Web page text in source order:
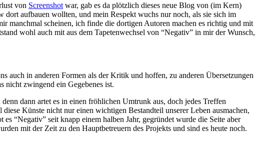
von Screenshot war, gab es da plötzlich dieses neue Blog von (im Kern)
aufbauen wollten, und mein Respekt wuchs nur noch, als sie sich im
manchmal scheinen, ich finde die dortigen Autoren machen es richtig und mit
wohl auch mit aus dem Tapetenwechsel von “Negativ” in mir der Wunsch,
auch in anderen Formen als der Kritik und hoffen, zu anderen Übersetzungen
nicht zwingend ein Gegebenes ist.
dann artet es in einen fröhlichen Umtrunk aus, doch jedes Treffen
Künste nicht nur einen wichtigen Bestandteil unserer Leben ausmachen,
“Negativ” seit knapp einem halben Jahr, gegründet wurde die Seite aber
mit der Zeit zu den Hauptbetreuern des Projekts und sind es heute noch.